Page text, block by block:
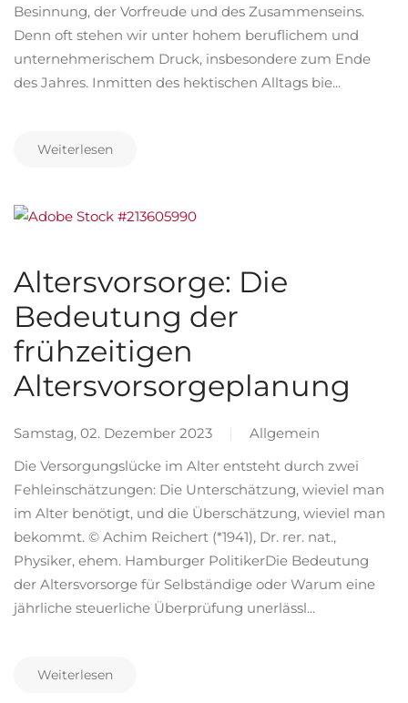
Besinnung, der Vorfreude und des Zusammenseins.
Denn oft stehen wir unter hohem beruflichem und
unternehmerischem Druck, insbesondere zum Ende
des Jahres. Inmitten des hektischen Alltags bie...
Weiterlesen
Altersvorsorge: Die
Bedeutung der
frühzeitigen
Altersvorsorgeplanung
Samstag, 02. Dezember 2023
Allgemein
Die Versorgungslücke im Alter entsteht durch zwei
Fehleinschätzungen: Die Unterschätzung, wieviel man
im Alter benötigt, und die Überschätzung, wieviel man
bekommt. © Achim Reichert (*1941), Dr. rer. nat.,
Physiker, ehem. Hamburger PolitikerDie Bedeutung
der Altersvorsorge für Selbständige oder Warum eine
jährliche steuerliche Überprüfung unerlässl...
Weiterlesen